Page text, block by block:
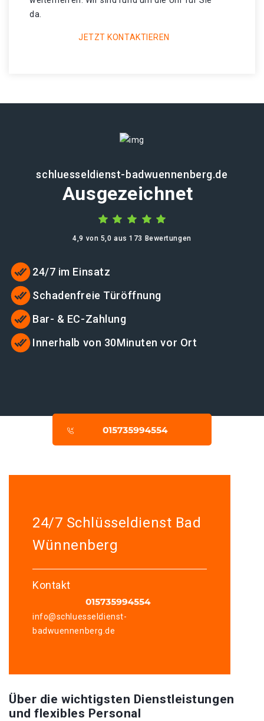
da.
JETZT KONTAKTIEREN
schluesseldienst-badwuennenberg.de
Ausgezeichnet
4,9 von 5,0 aus 173 Bewertungen
24/7 im Einsatz
Schadenfreie Türöffnung
Bar- & EC-Zahlung
Innerhalb von 30Minuten vor Ort
24/7 Schlüsseldienst Bad
Wünnenberg
Kontakt
info@schluesseldienst-
badwuennenberg.de
Über die wichtigsten Dienstleistungen
und flexibles Personal